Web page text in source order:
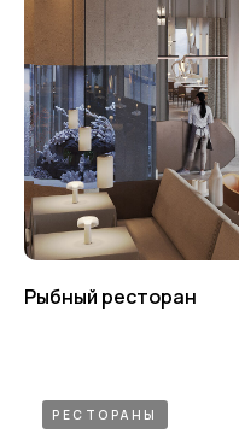
Рыбный ресторан
РЕСТОРАНЫ